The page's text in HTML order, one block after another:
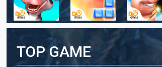
TOP GAME